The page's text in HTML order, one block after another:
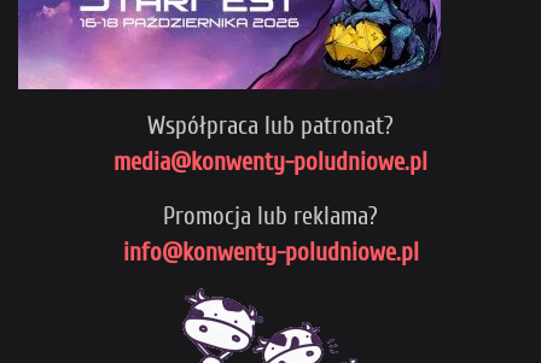
Współpraca lub patronat?
media@konwenty-poludniowe.pl
Promocja lub reklama?
info@konwenty-poludniowe.pl